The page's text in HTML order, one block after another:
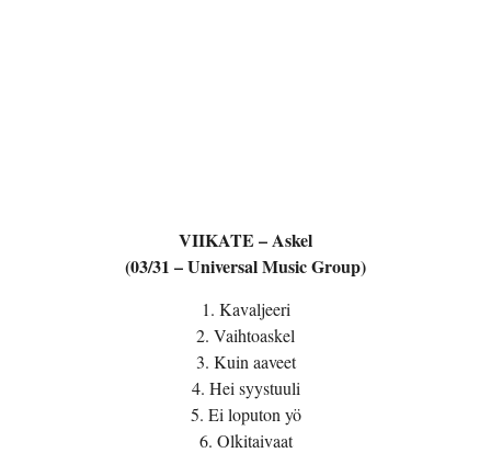
VIIKATE – Askel
(03/31 – Universal Music Group)
1. Kavaljeeri
2. Vaihtoaskel
3. Kuin aaveet
4. Hei syystuuli
5. Ei loputon yö
6. Olkitaivaat